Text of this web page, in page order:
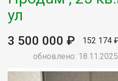
ул
3 500 000 ₽
152 174
обновлено: 18.11.2025